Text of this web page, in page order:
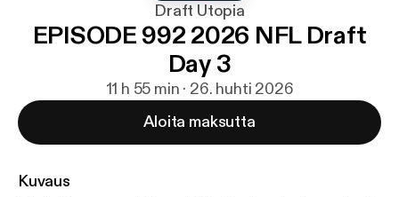
Draft Utopia
EPISODE 992 2026 NFL Draft
Day 3
11 h 55 min · 26. huhti 2026
Aloita maksutta
Kuvaus